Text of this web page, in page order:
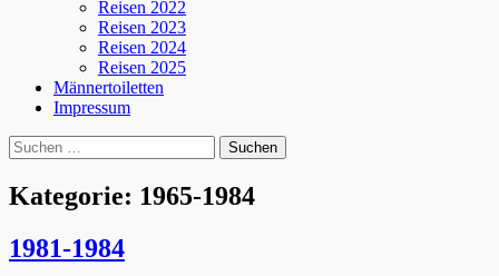
Reisen 2022
Reisen 2023
Reisen 2024
Reisen 2025
Männertoiletten
Impressum
Suchen
Suche
nach:
Kategorie: 1965-1984
1981-1984